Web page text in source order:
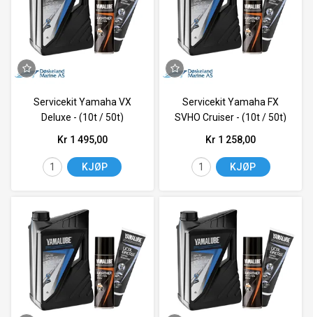
Servicekit Yamaha VX
Deluxe - (10t / 50t)
Kr 1 495,00
KJØP
Servicekit Yamaha FX
SVHO Cruiser - (10t / 50t)
Kr 1 258,00
KJØP